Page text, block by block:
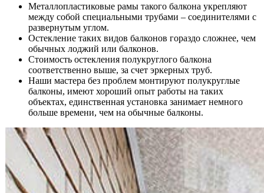
Металлопластиковые рамы такого балкона укрепляют
между собой специальными трубами – соединителями с
развернутым углом.
Остекление таких видов балконов гораздо сложнее, чем
обычных лоджий или балконов.
Стоимость остекления полукруглого балкона
соответственно выше, за счет эркерных труб.
Наши мастера без проблем монтируют полукруглые
балконы, имеют хороший опыт работы на таких
объектах, единственная установка занимает немного
больше времени, чем на обычные балконы.